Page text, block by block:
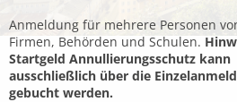
Anmeldung für mehrere Personen
Firmen, Behörden und Schulen.
Startgeld Annullierungsschutz kann
ausschließlich über die
gebucht werden.